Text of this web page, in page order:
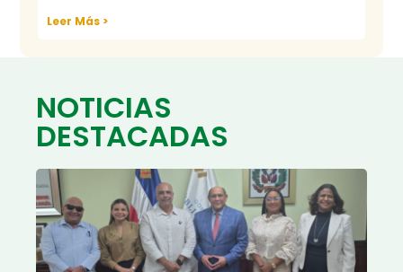
Leer Más >
NOTICIAS
DESTACADAS